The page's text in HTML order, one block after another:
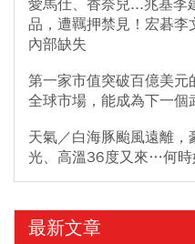
愛馬仕、香奈兒...兆基李
品，遭羈押禁見！宏碁
內部缺失
第一家市值突破百億美
全球市場，能成為下一個
天氣／白海豚颱風遠離
光、高溫36度又來…何時
最新文章